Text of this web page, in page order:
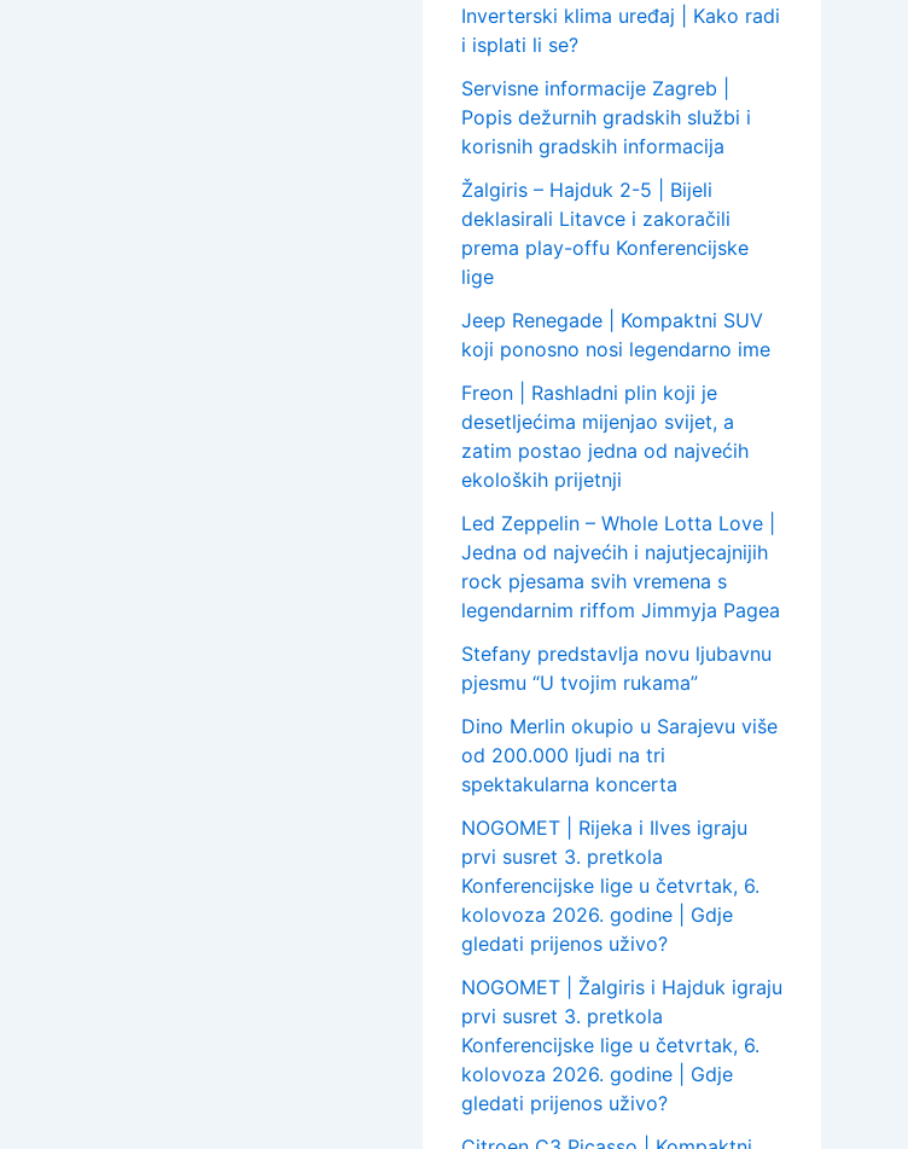
Inverterski klima uređaj | Kako radi
i isplati li se?
Servisne informacije Zagreb |
Popis dežurnih gradskih službi i
korisnih gradskih informacija
Žalgiris – Hajduk 2-5 | Bijeli
deklasirali Litavce i zakoračili
prema play-offu Konferencijske
lige
Jeep Renegade | Kompaktni SUV
koji ponosno nosi legendarno ime
Freon | Rashladni plin koji je
desetljećima mijenjao svijet, a
zatim postao jedna od najvećih
ekoloških prijetnji
Led Zeppelin – Whole Lotta Love |
Jedna od najvećih i najutjecajnijih
rock pjesama svih vremena s
legendarnim riffom Jimmyja Pagea
Stefany predstavlja novu ljubavnu
pjesmu “U tvojim rukama”
Dino Merlin okupio u Sarajevu više
od 200.000 ljudi na tri
spektakularna koncerta
NOGOMET | Rijeka i Ilves igraju
prvi susret 3. pretkola
Konferencijske lige u četvrtak, 6.
kolovoza 2026. godine | Gdje
gledati prijenos uživo?
NOGOMET | Žalgiris i Hajduk igraju
prvi susret 3. pretkola
Konferencijske lige u četvrtak, 6.
kolovoza 2026. godine | Gdje
gledati prijenos uživo?